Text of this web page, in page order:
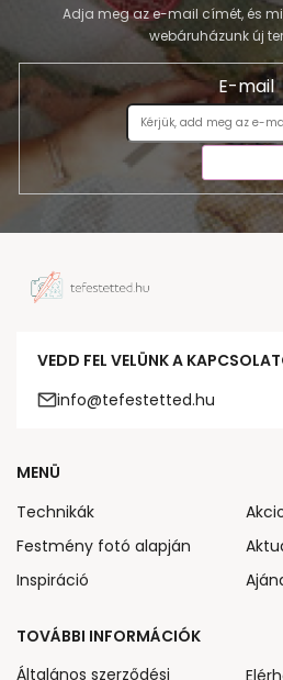
Adja meg az e-mail címét, és
webáruházunk új
E-mail
VEDD FEL VELÜNK A
info@tefestetted.hu
MENÜ
Technikák
Festmény fotó alapján
Inspiráció
TOVÁBBI INFORMÁCIÓK
Általános szerződési